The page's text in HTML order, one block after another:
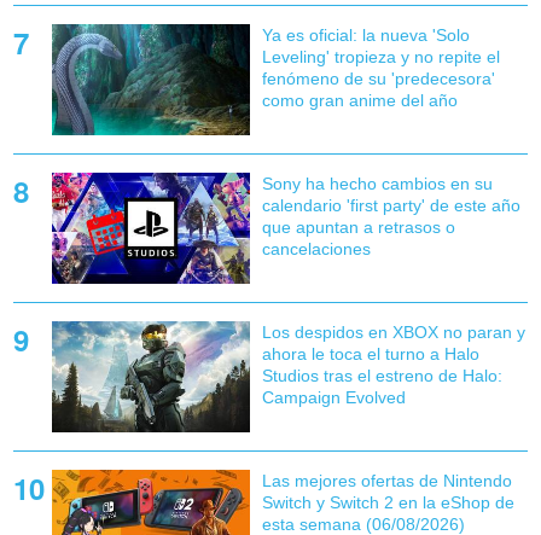
Ya es oficial: la nueva 'Solo
Leveling' tropieza y no repite el
fenómeno de su 'predecesora'
como gran anime del año
Sony ha hecho cambios en su
calendario 'first party' de este año
que apuntan a retrasos o
cancelaciones
Los despidos en XBOX no paran y
ahora le toca el turno a Halo
Studios tras el estreno de Halo:
Campaign Evolved
Las mejores ofertas de Nintendo
Switch y Switch 2 en la eShop de
esta semana (06/08/2026)